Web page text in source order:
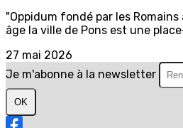
"Oppidum fondé par les
âge la ville de Pons est une
27 mai 2026
Je m'abonne à la newsletter
OK